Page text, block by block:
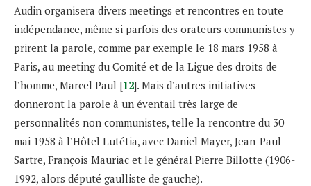
Audin organisera divers meetings et rencontres en toute
indépendance, même si parfois des orateurs communistes y
prirent la parole, comme par exemple le 18 mars 1958 à
Paris, au meeting du Comité et de la Ligue des droits de
l’homme, Marcel Paul [12]. Mais d’autres initiatives
donneront la parole à un éventail très large de
personnalités non communistes, telle la rencontre du 30
mai 1958 à l’Hôtel Lutétia, avec Daniel Mayer, Jean-Paul
Sartre, François Mauriac et le général Pierre Billotte (1906-
1992, alors député gaulliste de gauche).